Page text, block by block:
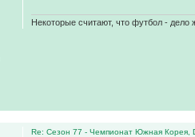
Некоторые считают, что футбол -
Re: Сезон 77 - Чемпионат Южная Корея,